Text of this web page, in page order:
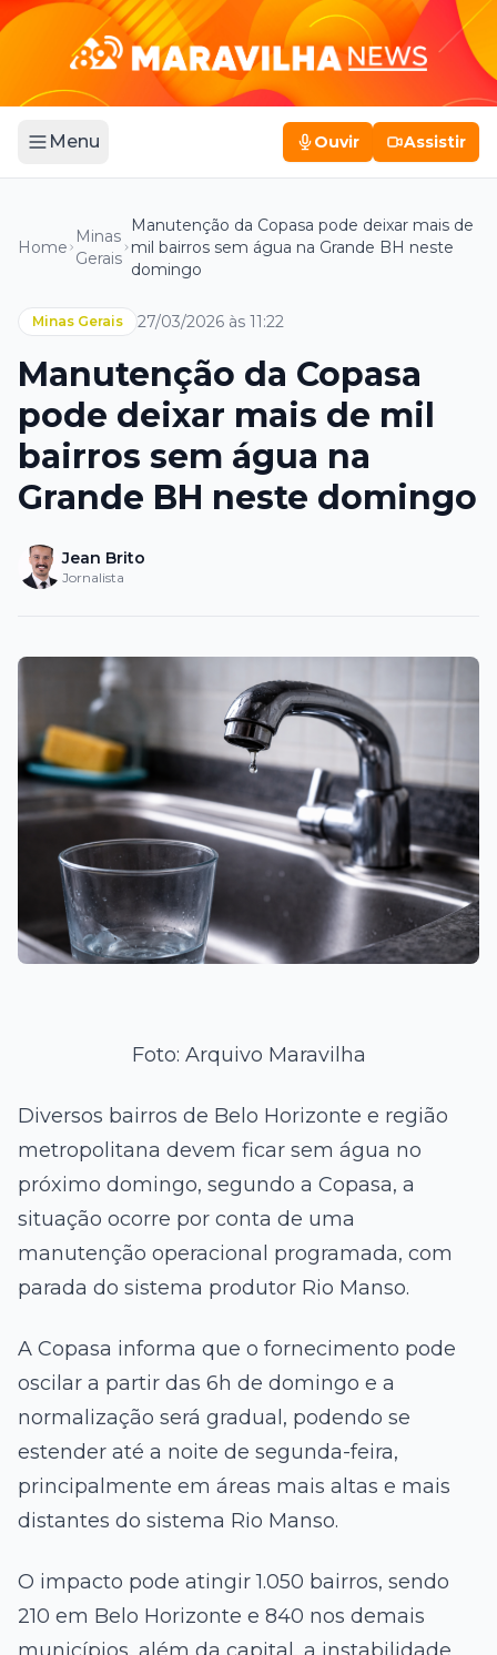
Menu Ouvir Assistir
Home
Minas
Gerais
Manutenção da Copasa pode deixar mais de
mil bairros sem água na Grande BH neste
domingo
Minas Gerais 27/03/2026 às 11:22
Manutenção da Copasa
pode deixar mais de mil
bairros sem água na
Grande BH neste domingo
Jean Brito
Jornalista
Foto: Arquivo Maravilha
Diversos bairros de Belo Horizonte e região
metropolitana devem ficar sem água no
próximo domingo, segundo a Copasa, a
situação ocorre por conta de uma
manutenção operacional programada, com
parada do sistema produtor Rio Manso.
A Copasa informa que o fornecimento pode
oscilar a partir das 6h de domingo e a
normalização será gradual, podendo se
estender até a noite de segunda-feira,
principalmente em áreas mais altas e mais
distantes do sistema Rio Manso.
O impacto pode atingir 1.050 bairros, sendo
210 em Belo Horizonte e 840 nos demais